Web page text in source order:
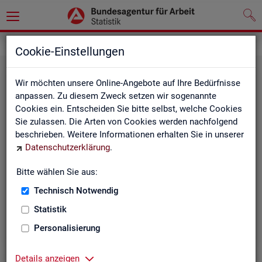
Cookie-Einstellungen
Wir möchten unsere Online-Angebote auf Ihre Bedürfnisse
anpassen. Zu diesem Zweck setzen wir sogenannte
Cookies ein. Entscheiden Sie bitte selbst, welche Cookies
Sie zulassen. Die Arten von Cookies werden nachfolgend
beschrieben. Weitere Informationen erhalten Sie in unserer
Datenschutzerklärung.
Bitte wählen Sie aus:
Technisch Notwendig
Statistik
Personalisierung
Details anzeigen
Re­gio­na­le Glie­de­run­gen
Landkreise) in den Statistiken der BA